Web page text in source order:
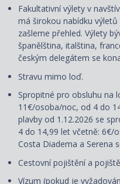
Fakultativní výlety v
má širokou nabídku
zašleme přehled. Výlety
španělština, italština,
českým delegátem se
Stravu mimo loď.
Spropitné pro obsluhu na
11€/osoba/noc, od 4 do
plavby od 1.12.2026 se
4 do 14,99 let včetně: 6€/
Costa Diadema a Serena
Cestovní pojištění a
Vízum (pokud je